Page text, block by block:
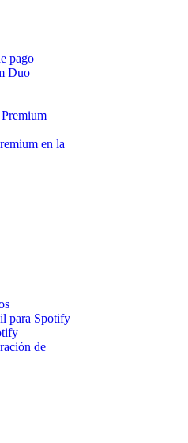
pago
Duo
en la
para Spotify
de